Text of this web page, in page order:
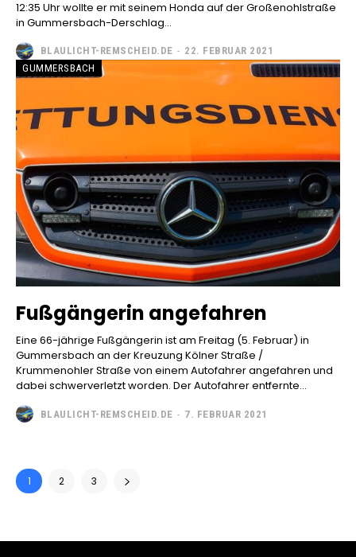
12:35 Uhr wollte er mit seinem Honda auf der Großenohlstraße
in Gummersbach-Derschlag...
BLAULICHT-REMSCHEID.DE - 22. FEBRUAR 2021
GUMMERSBACH
Fußgängerin angefahren
Eine 66-jährige Fußgängerin ist am Freitag (5. Februar) in
Gummersbach an der Kreuzung Kölner Straße /
Krummenohler Straße von einem Autofahrer angefahren und
dabei schwerverletzt worden. Der Autofahrer entfernte...
BLAULICHT-REMSCHEID.DE - 7. FEBRUAR 2021
1 2 3